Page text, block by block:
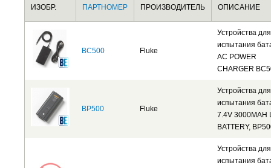
ИЗОБР. ПАРТНОМЕР ПРОИЗВОДИТЕЛЬ ОПИСАНИЕ
BC500 Fluke
Устройства для
испытания
AC POWER
CHARGER
BP500 Fluke
Устройства для
испытания
7.4V 3000MAH
BATTERY,
Устройства для
испытания